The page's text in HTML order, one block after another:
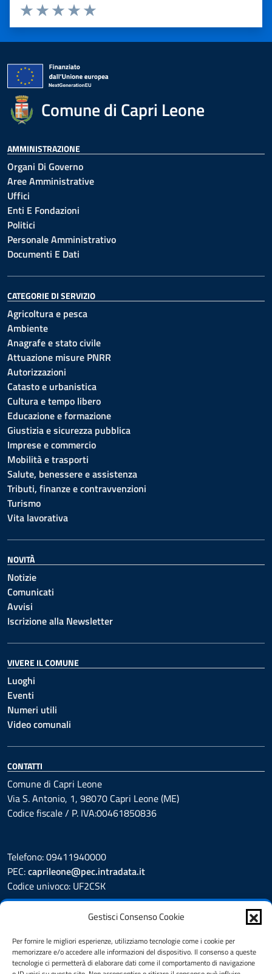
Gestisci Consenso Cookie
Per fornire le migliori esperienze, utilizziamo tecnologie come i cookie per
memorizzare e/o accedere alle informazioni del dispositivo. Il consenso a queste
tecnologie ci permetterà di elaborare dati come il comportamento di navigazione
Valuta 5 stelle su 5
Valuta 4 stelle su 5
Valuta 3 stelle su 5
Valuta 2 stelle su 5
Valuta 1 stelle su 5
Comune di Capri Leone
AMMINISTRAZIONE
Organi Di Governo
Aree Amministrative
Uffici
Enti E Fondazioni
Politici
Personale Amministrativo
Documenti E Dati
CATEGORIE DI SERVIZIO
Agricoltura e pesca
Ambiente
Anagrafe e stato civile
Attuazione misure PNRR
Autorizzazioni
Catasto e urbanistica
Cultura e tempo libero
Educazione e formazione
Giustizia e sicurezza pubblica
Imprese e commercio
Mobilità e trasporti
Salute, benessere e assistenza
Tributi, finanze e contravvenzioni
Turismo
Vita lavorativa
NOVITÀ
Notizie
Comunicati
Avvisi
Iscrizione alla Newsletter
VIVERE IL COMUNE
Luoghi
Eventi
Numeri utili
Video comunali
CONTATTI
Comune di Capri Leone
Via S. Antonio, 1, 98070 Capri Leone (ME)
Codice fiscale / P. IVA:00461850836
Telefono: 09411940000
PEC:caprileone@pec.intradata.it
Codice univoco: UF2CSK
Prenotazione appuntamento
Segnalazione disservizio
Whistleblower
Amministrazione Trasparente